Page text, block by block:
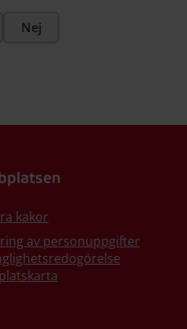
Nej
kakor
av personuppgifter